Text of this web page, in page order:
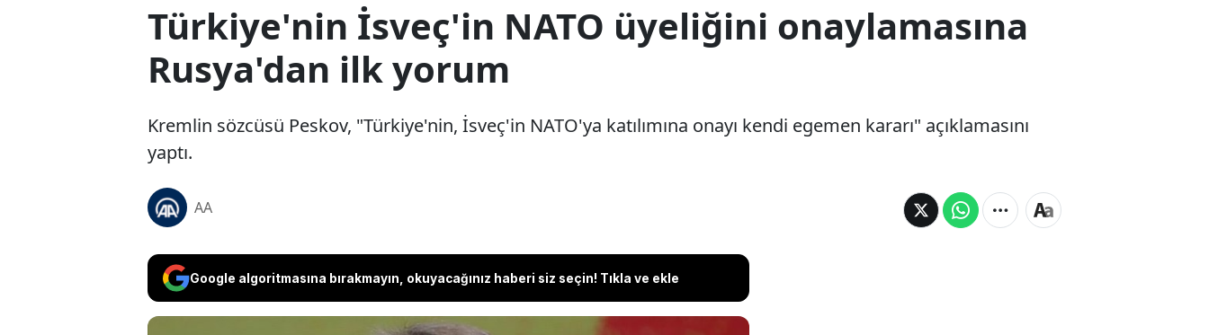
Türkiye'nin İsveç'in NATO üyeliğini onaylamasına
Rusya'dan ilk yorum
Kremlin sözcüsü Peskov, "Türkiye'nin, İsveç'in NATO'ya katılımına onayı kendi egemen kararı" açıklamasını
yaptı.
AA
Google algoritmasına bırakmayın, okuyacağınız haberi siz seçin! Tıkla ve ekle